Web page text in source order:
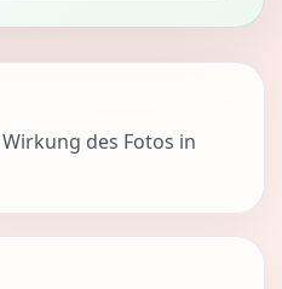
des Fotos in